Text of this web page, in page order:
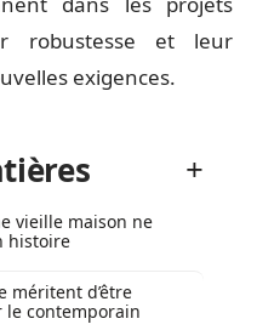
robustesse et leur
exigences.
vieille maison ne
histoire
méritent d’être
le contemporain